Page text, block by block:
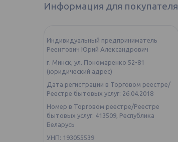
Информация для покупателя
Индивидуальный предприниматель
Реентович Юрий Александрович
г. Минск, ул. Пономаренко 52-81
(юридический адрес)
Дата регистрации в Торговом реестре/
Реестре бытовых услуг: 26.04.2018
Номер в Торговом реестре/Реестре
бытовых услуг: 413509, Республика
Беларусь
УНП: 193055539